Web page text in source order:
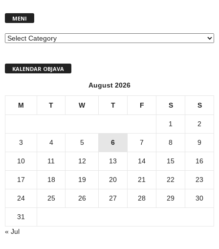
MENI
MENI
KALENDAR OBJAVA
August 2026
M T W T F S S
1 2
3 4 5 6 7 8 9
10 11 12 13 14 15 16
17 18 19 20 21 22 23
24 25 26 27 28 29 30
31
« Jul